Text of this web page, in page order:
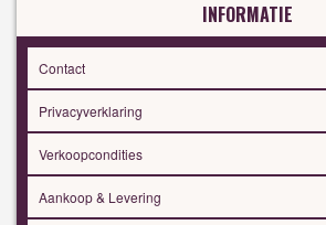
INFORMATIE
Contact
Privacyverklaring
Verkoopcondities
Aankoop & Levering